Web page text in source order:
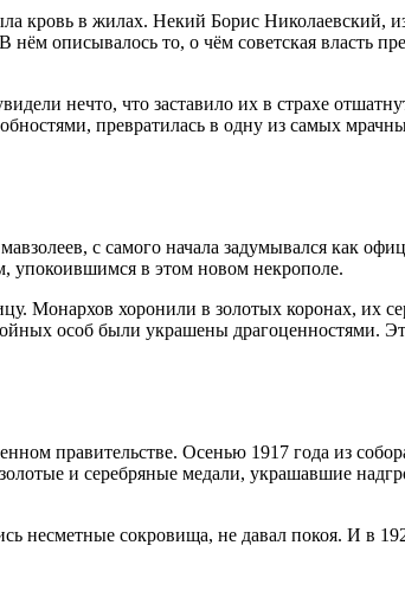
кровь в жилах. Некий Борис Николаевский,
описывалось то, о чём советская власть
нечто, что заставило их в страхе
превратилась в одну из самых
с самого начала задумывался как
упокоившимся в этом новом некрополе.
. Монархов хоронили в золотых коронах, их
особ были украшены драгоценностями.
правительстве. Осенью 1917 года из
и серебряные медали, украшавшие
несметные сокровища, не давал покоя. И в